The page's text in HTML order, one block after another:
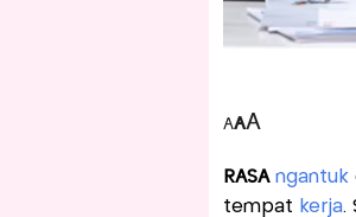
AAA
RASA ngantuk
tempat kerja.